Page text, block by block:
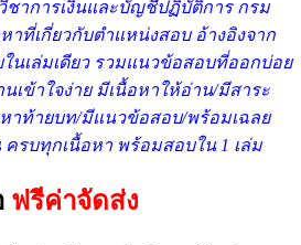
าการเงินและบัญชีปฏิบัติการ กรม
าที่เกี่ยวกับตำแหน่งสอบ อ้างอิงจาก
นเล่มเดียว รวมแนวข้อสอบที่ออกบ่อย
เข้าใจง่าย มีเนื้อหาให้อ่าน/มีสาระ
าท้ายบท/มีแนวข้อสอบ/พร้อมเฉลย
ครบทุกเนื้อหา พร้อมสอบใน 1 เล่ม
ฟรีค่าจัดส่ง